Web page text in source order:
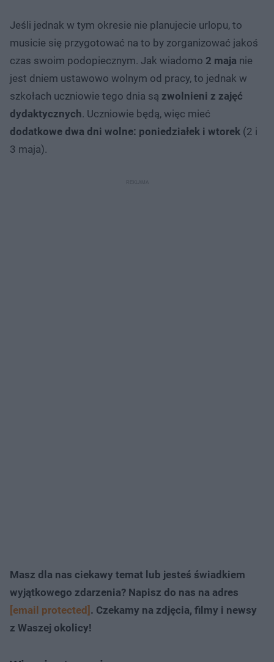
Jeśli jednak w tym okresie nie planujecie urlopu, to
musicie się przygotować na to by zorganizować jakoś
czas swoim podopiecznym. Jak wiadomo 2 maja nie
jest dniem ustawowo wolnym od pracy, to jednak w
szkołach uczniowie tego dnia są zwolnieni z zajęć
dydaktycznych. Uczniowie będą, więc mieć
dodatkowe dwa dni wolne: poniedziałek i wtorek (2 i
3 maja).
Masz dla nas ciekawy temat lub jesteś świadkiem
wyjątkowego zdarzenia? Napisz do nas na adres
[email protected] . Czekamy na zdjęcia, filmy i newsy
z Waszej okolicy!